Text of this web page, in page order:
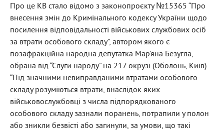
Про це КВ стало відомо з законопроєкту №15365 “Про
внесення змін до Кримінального кодексу України щодо
посилення відповідальності військових службових осіб
за втрати особового складу”, автором якого є
позафракційна народна депутатка Мар’яна Безугла,
обрана від “Слуги народу” на 217 окрузі (Оболонь, Київ).
“Під значними невиправданими втратами особового
складу розуміються втрати, внаслідок яких
військовослужбовці з числа підпорядкованого
особового складу зазнали поранень, потрапили у полон
або зникли безвісті або загинули, за умови, що такі